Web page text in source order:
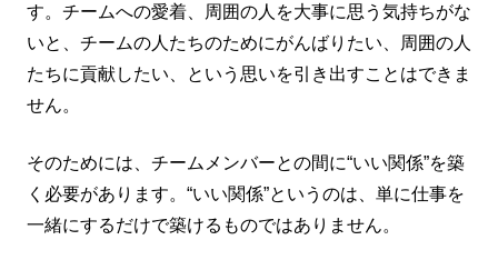
す。チームへの愛着、周囲の人を大事に思う気持ちがな
いと、チームの人たちのためにがんばりたい、周囲の人
たちに貢献したい、という思いを引き出すことはできま
せん。
そのためには、チームメンバーとの間に“いい関係”を築
く必要があります。“いい関係”というのは、単に仕事を
一緒にするだけで築けるものではありません。